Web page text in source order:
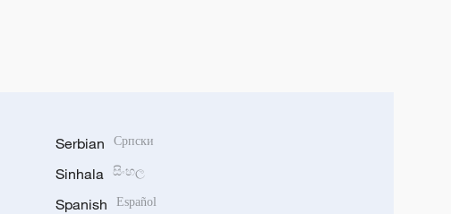
Serbian Српски
Sinhala සිංහල
Spanish Español